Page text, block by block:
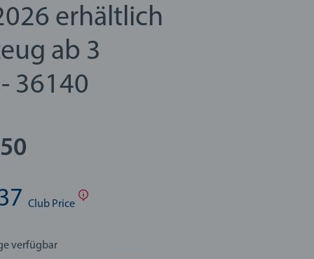
erhältlich
ab 3
36140
Club Price
verfügbar